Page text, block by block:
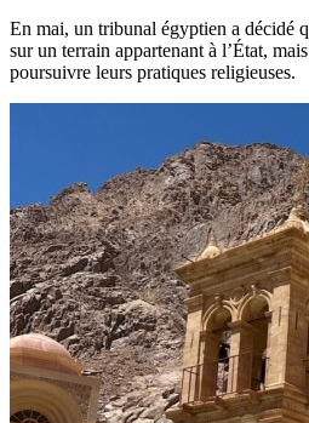
En mai, un tribunal égyptien a décidé
sur un terrain appartenant à l’État,
poursuivre leurs pratiques religieuses.